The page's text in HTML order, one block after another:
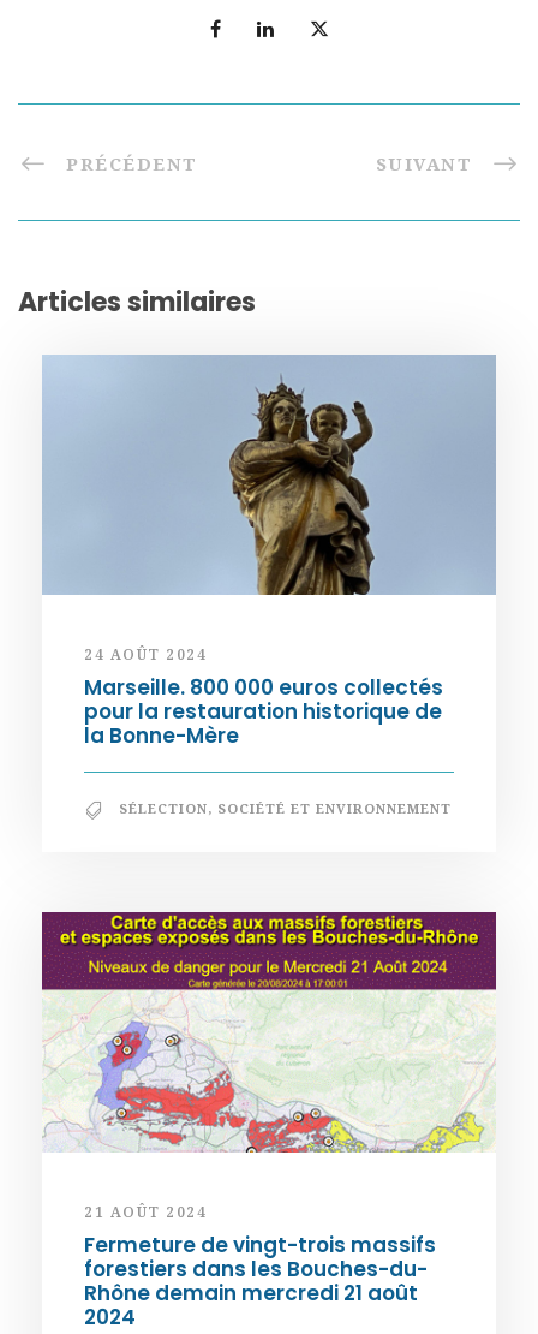
PRÉCÉDENT SUIVANT
Articles similaires
24 AOÛT 2024
Marseille. 800 000 euros collectés
pour la restauration historique de
la Bonne-Mère
SÉLECTION, SOCIÉTÉ ET ENVIRONNEMENT
21 AOÛT 2024
Fermeture de vingt-trois massifs
forestiers dans les Bouches-du-
Rhône demain mercredi 21 août
2024